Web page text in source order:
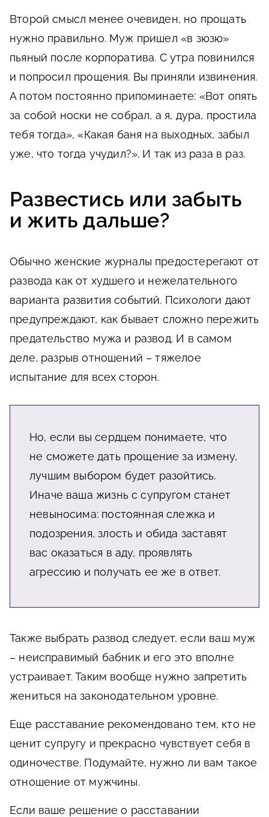
Второй смысл менее очевиден, но прощать
нужно правильно. Муж пришел «в зюзю»
пьяный после корпоратива. С утра повинился
и попросил прощения. Вы приняли извинения.
А потом постоянно припоминаете: «Вот опять
за собой носки не собрал, а я, дура, простила
тебя тогда», «Какая баня на выходных, забыл
уже, что тогда учудил?». И так из раза в раз.
Развестись или забыть
и жить дальше?
Обычно женские журналы предостерегают от
развода как от худшего и нежелательного
варианта развития событий. Психологи дают
предупреждают, как бывает сложно пережить
предательство мужа и развод. И в самом
деле, разрыв отношений – тяжелое
испытание для всех сторон.
Но, если вы сердцем понимаете, что
не сможете дать прощение за измену,
лучшим выбором будет разойтись.
Иначе ваша жизнь с супругом станет
невыносима: постоянная слежка и
подозрения, злость и обида заставят
вас оказаться в аду, проявлять
агрессию и получать ее же в ответ.
Также выбрать развод следует, если ваш муж
– неисправимый бабник и его это вполне
устраивает. Таким вообще нужно запретить
жениться на законодательном уровне.
Еще расставание рекомендовано тем, кто не
ценит супругу и прекрасно чувствует себя в
одиночестве. Подумайте, нужно ли вам такое
отношение от мужчины.
Если ваше решение о расставании